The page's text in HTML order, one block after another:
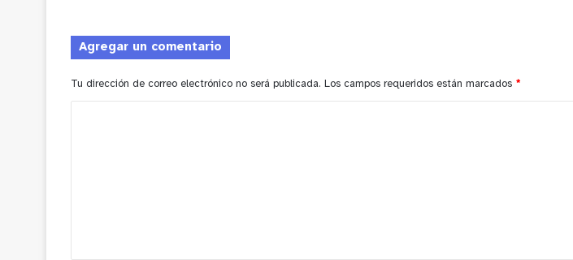
Agregar un comentario
Tu dirección de correo electrónico no será publicada. Los campos requeridos están marcados *